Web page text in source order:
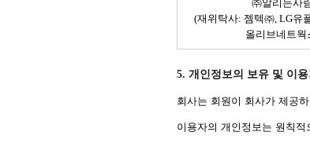
㈜알리는사
(재위탁사: 젬텍㈜, LG유
올리브네트웍
5. 개인정보의 보유 및 이
회사는 회원이 회사가 제공
이용자의 개인정보는 원칙